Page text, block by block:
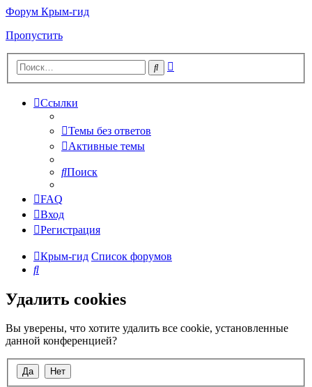
Форум Крым-гид
Пропустить
Поиск
Ссылки
Темы без ответов
Активные темы
Поиск
FAQ
Вход
Регистрация
Крым-гид Список форумов
Поиск
Удалить cookies
Вы уверены, что хотите удалить все cookie, установленные
данной конференцией?